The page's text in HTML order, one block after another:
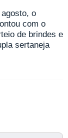
o
com o
de brindes e
sertaneja